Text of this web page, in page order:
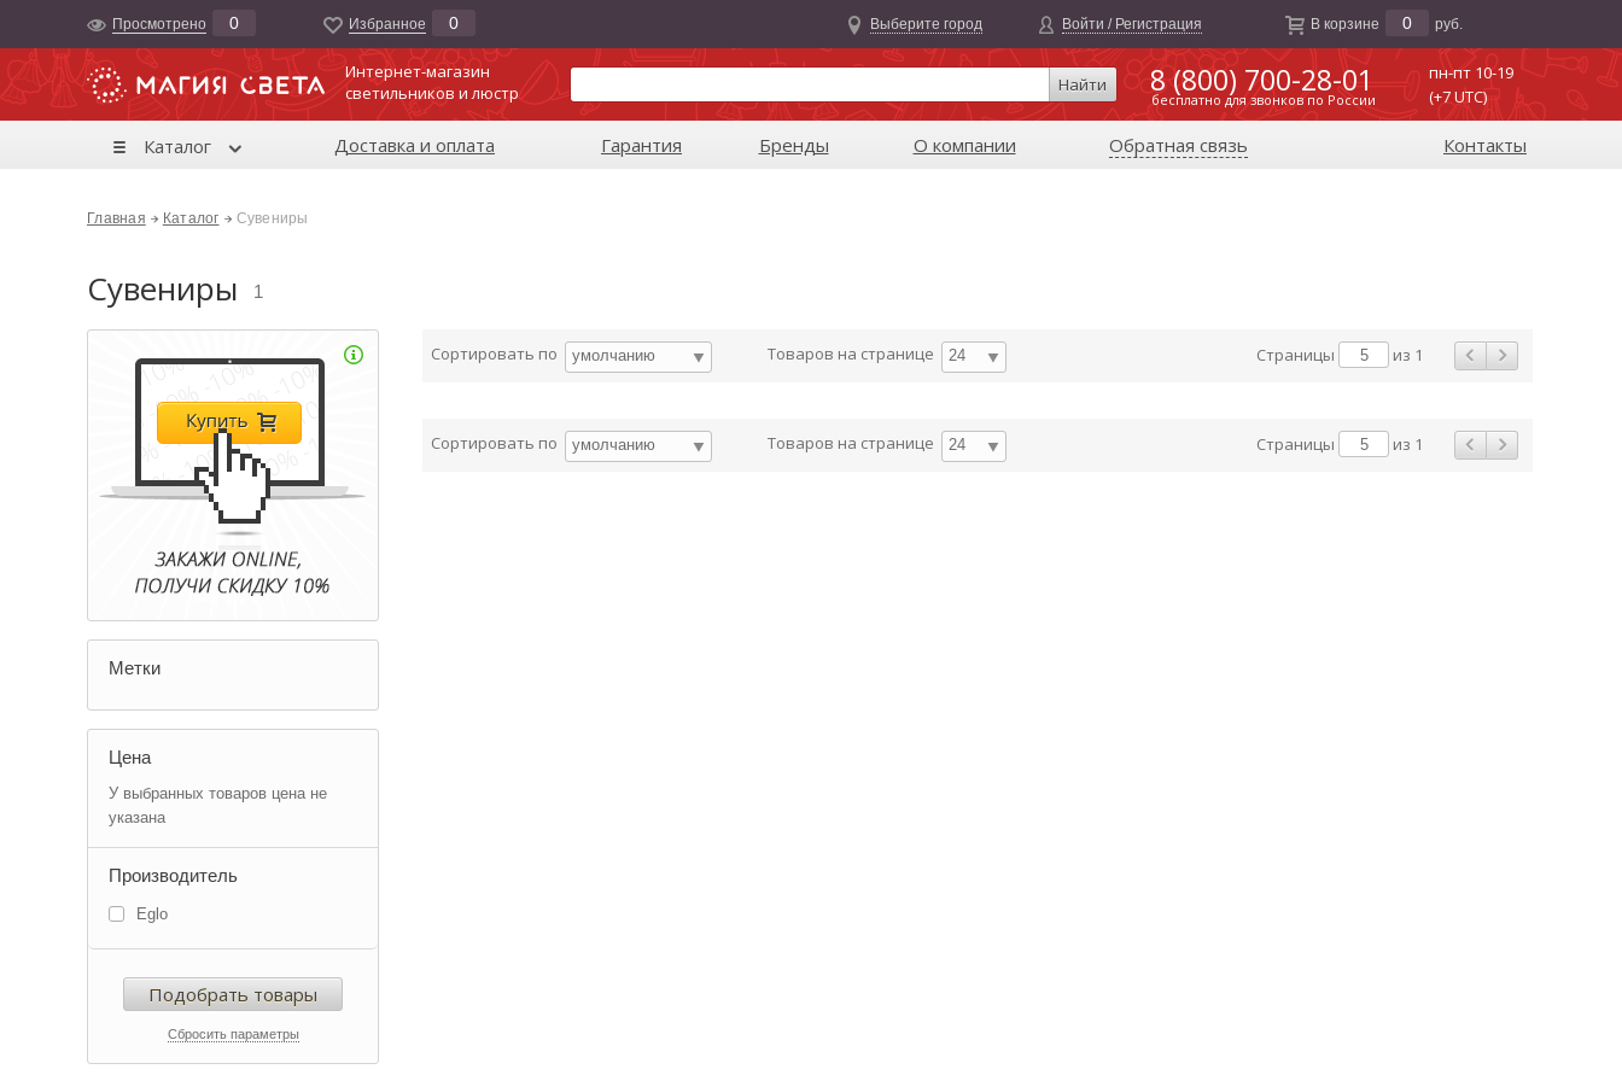
Просмотрено 0 Избранноe 0 Выберите город Войти / Регистрация В корзине 0 руб.
Интернет-магазин
светильников и люстр
Найти 8 (800) 700-28-01
бесплатно для звонков по России
пн-пт 10-19
(+7 UTC)
Каталог Доставка и оплата Гарантия Бренды О компании Обратная связь Контакты
Главная Каталог Сувениры
Сувениры 1
Метки
Цена
У выбранных товаров цена не
указана
Производитель
Eglo
Подобрать товары
Сбросить параметры
Сортировать по умолчанию Товаров на странице 24 Страницы из 1
Сортировать по умолчанию Товаров на странице 24 Страницы из 1